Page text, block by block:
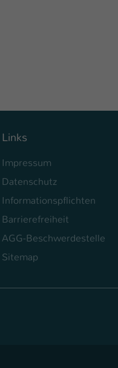
Links
Impressum
Datenschutz
Informationspflichten
Barrierefreiheit
AGG-Beschwerdestelle
Sitemap